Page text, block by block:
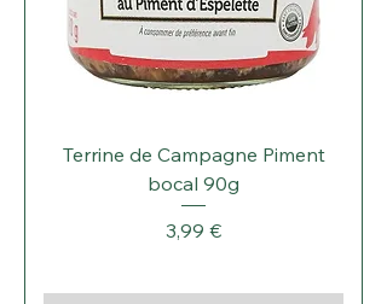
Terrine de Campagne Piment
bocal 90g
Prix
3,99 €